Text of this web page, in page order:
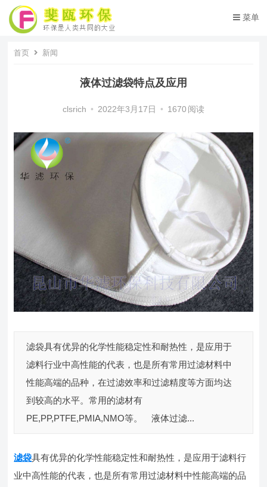
菜单
首页 新闻
液体过滤袋特点及应用
clsrich • 2022年3月17日 • 1670 阅读
滤袋具有优异的化学性能稳定性和耐热性，是应用于
滤料行业中高性能的代表，也是所有常用过滤材料中
性能高端的品种，在过滤效率和过滤精度等方面均达
到较高的水平。常用的滤材有
PE,PP,PTFE,PMIA,NMO等。 液体过滤...
滤袋具有优异的化学性能稳定性和耐热性，是应用于滤料行
业中高性能的代表，也是所有常用过滤材料中性能高端的品